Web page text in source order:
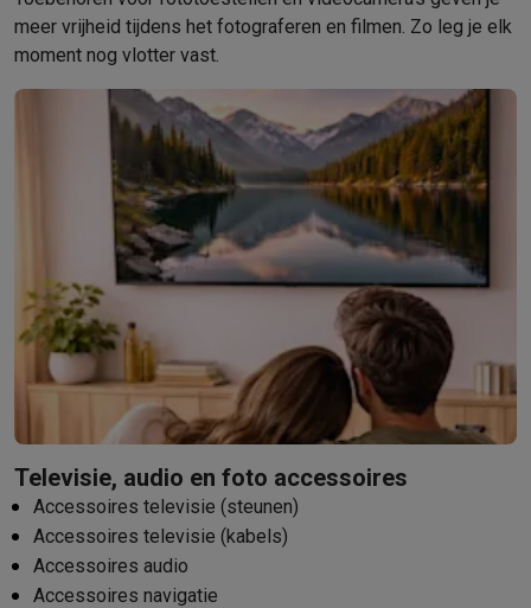
meer vrijheid tijdens het fotograferen en filmen. Zo leg je elk
moment nog vlotter vast.
Televisie, audio en foto accessoires
Accessoires televisie (steunen)
Accessoires televisie (kabels)
Accessoires audio
Accessoires navigatie